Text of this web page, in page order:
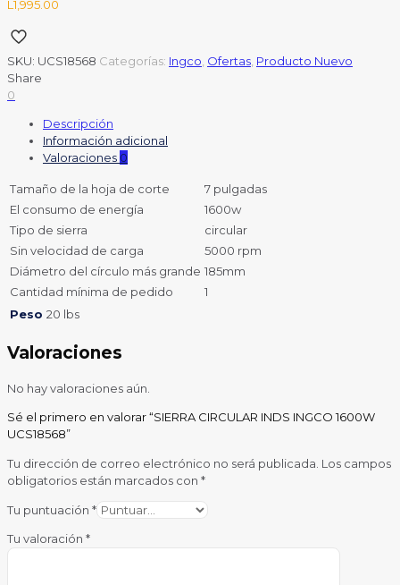
L1,995.00
SKU: UCS18568 Categorías: Ingco Ofertas Producto Nuevo
Share
0
Descripción
Información adicional
Valoraciones 0
Tamaño de la hoja de corte
7 pulgadas
El consumo de energía
1600w
Tipo de sierra
circular
Sin velocidad de carga
5000 rpm
Diámetro del círculo más grande 185mm
Cantidad mínima de pedido
1
Peso 20 lbs
Valoraciones
No hay valoraciones aún.
Sé el primero en valorar “SIERRA CIRCULAR INDS INGCO 1600W
UCS18568”
Tu dirección de correo electrónico no será publicada. Los campos
obligatorios están marcados con *
Tu puntuación *
Tu valoración *